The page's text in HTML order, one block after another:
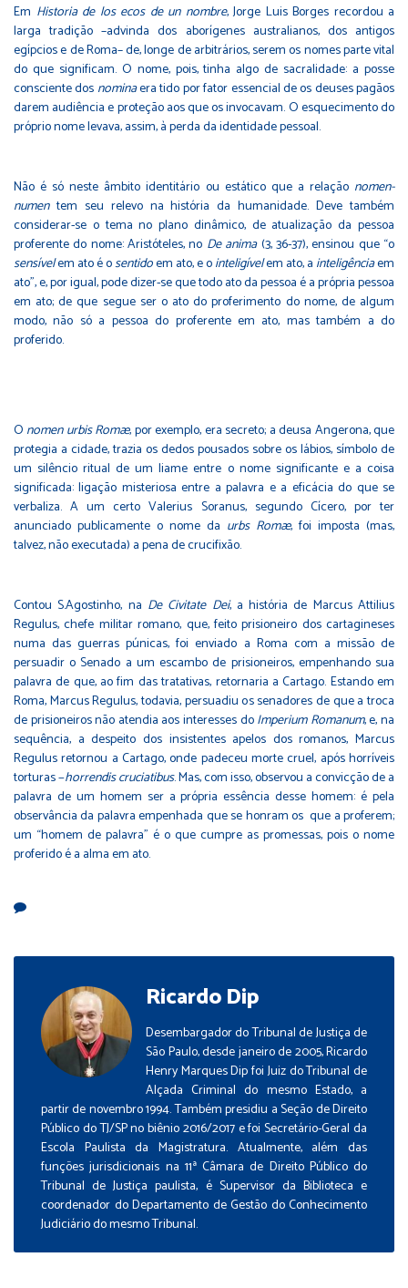
Em Historia de los ecos de un nombre, Jorge Luis Borges recordou a
larga tradição –advinda dos aborígenes australianos, dos antigos
egípcios e de Roma– de, longe de arbitrários, serem os nomes parte vital
do que significam. O nome, pois, tinha algo de sacralidade: a posse
consciente dos nominaera tido por fator essencial de os deuses pagãos
darem audiência e proteção aos que os invocavam. O esquecimento do
próprio nome levava, assim, à perda da identidade pessoal.
Não é só neste âmbito identitário ou estático que a relação nomen-
numentem seu relevo na história da humanidade. Deve também
considerar-se o tema no plano dinâmico, de atualização da pessoa
proferente do nome: Aristóteles, no De anima(3, 36-37), ensinou que “o
sensívelem ato é osentidoem ato, e ointeligívelem ato, a inteligênciaem
ato”, e, por igual, pode dizer-se que todo ato da pessoa é a própria pessoa
em ato; de que segue ser o ato do proferimento do nome, de algum
modo, não só a pessoa do proferente em ato, mas também a do
proferido.
O nomen urbis Romæ, por exemplo, era secreto; a deusa Angerona, que
protegia a cidade, trazia os dedos pousados sobre os lábios, símbolo de
um silêncio ritual de um liame entre o nome significante e a coisa
significada: ligação misteriosa entre a palavra e a eficácia do que se
verbaliza. A um certo Valerius Soranus, segundo Cícero, por ter
anunciado publicamente o nome da urbs Romæ, foi imposta (mas,
talvez, não executada) a pena de crucifixão.
Contou S.Agostinho, na De Civitate Dei, a história de Marcus Attilius
Regulus, chefe militar romano, que, feito prisioneiro dos cartagineses
numa das guerras púnicas, foi enviado a Roma com a missão de
persuadir o Senado a um escambo de prisioneiros, empenhando sua
palavra de que, ao fim das tratativas, retornaria a Cartago. Estando em
Roma, Marcus Regulus, todavia, persuadiu os senadores de que a troca
de prisioneiros não atendia aos interesses doImperium Romanum, e, na
sequência, a despeito dos insistentes apelos dos romanos, Marcus
Regulus retornou a Cartago, onde padeceu morte cruel, após horríveis
torturas −horrendis cruciatibus. Mas, com isso, observou a convicção de a
palavra de um homem ser a própria essência desse homem: é pela
observância da palavra empenhada que se honram os que a proferem;
um “homem de palavra” é o que cumpre as promessas, pois o nome
proferido é a alma em ato.
Ricardo Dip
Desembargador do Tribunal de Justiça de
São Paulo, desde janeiro de 2005, Ricardo
Henry Marques Dip foi Juiz do Tribunal de
Alçada Criminal do mesmo Estado, a
partir de novembro 1994. Também presidiu a Seção de Direito
Público do TJ/SP no biênio 2016/2017 e foi Secretário-Geral da
Escola Paulista da Magistratura. Atualmente, além das
funções jurisdicionais na 11ª Câmara de Direito Público do
Tribunal de Justiça paulista, é Supervisor da Biblioteca e
coordenador do Departamento de Gestão do Conhecimento
Judiciário do mesmo Tribunal.